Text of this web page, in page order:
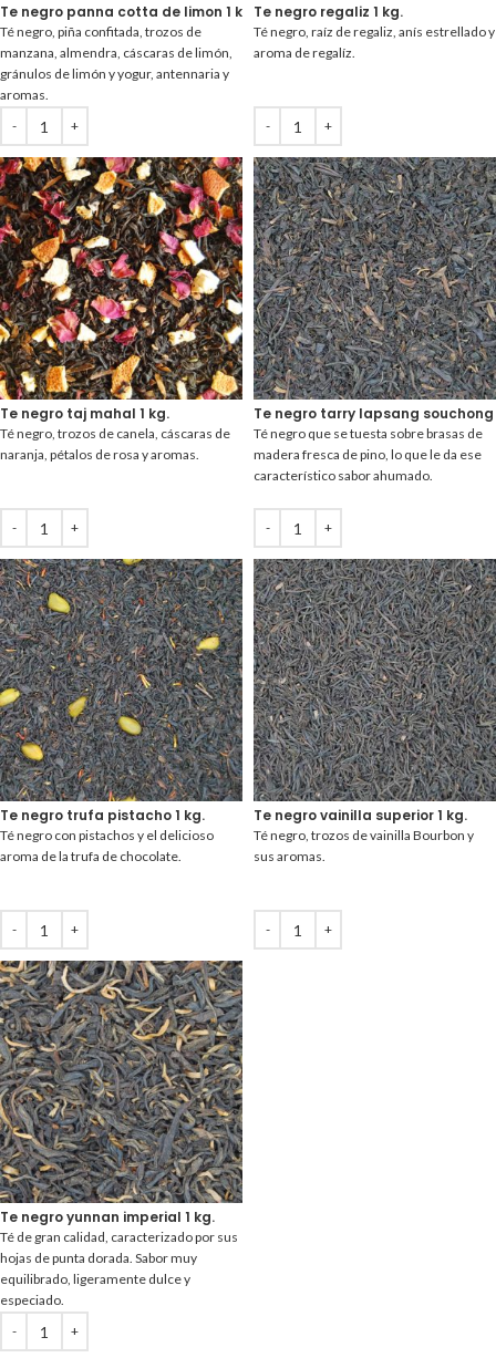
Te negro panna cotta de limon 1 kg.
Té negro, piña confitada, trozos de
manzana, almendra, cáscaras de limón,
gránulos de limón y yogur, antennaria y
aromas.
Te negro regaliz 1 kg.
Té negro, raíz de regaliz, anís estrellado y
aroma de regalíz.
Te negro taj mahal 1 kg.
Té negro, trozos de canela, cáscaras de
naranja, pétalos de rosa y aromas.
Te negro tarry lapsang souchong
Té negro que se tuesta sobre brasas de
madera fresca de pino, lo que le da ese
característico sabor ahumado.
Te negro trufa pistacho 1 kg.
Té negro con pistachos y el delicioso
aroma de la trufa de chocolate.
Te negro vainilla superior 1 kg.
Té negro, trozos de vainilla Bourbon y
sus aromas.
Te negro yunnan imperial 1 kg.
Té de gran calidad, caracterizado por sus
hojas de punta dorada. Sabor muy
equilibrado, ligeramente dulce y
especiado.